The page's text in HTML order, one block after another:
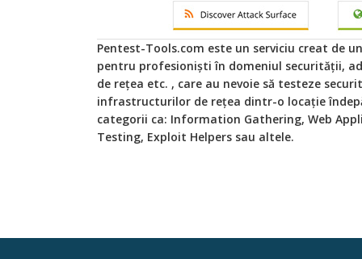
Pentest-Tools.com este un serviciu creat de
pentru profesioniști în domeniul securității,
de rețea etc. , care au nevoie să testeze
infrastructurilor de rețea dintr-o locație
categorii ca: Information Gathering, Web
Testing, Exploit Helpers sau altele.